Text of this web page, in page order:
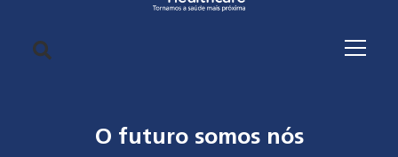
O futuro somos nós